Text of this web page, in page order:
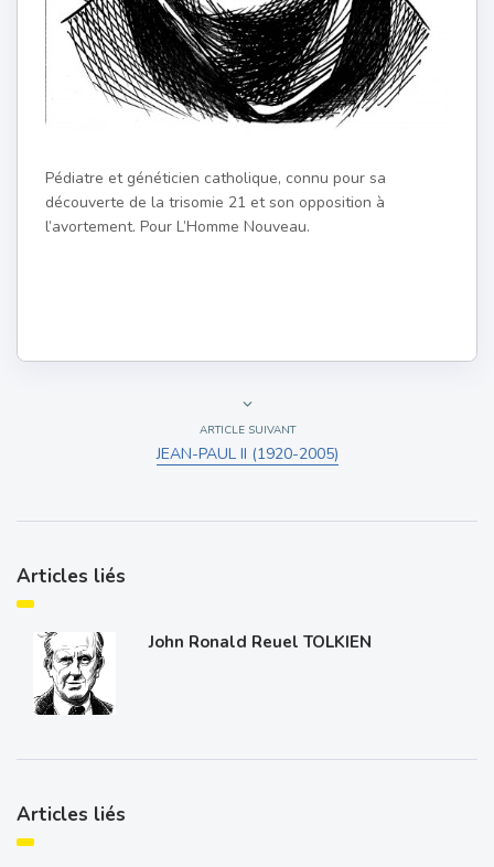
Pédiatre et généticien catholique, connu pour sa
découverte de la trisomie 21 et son opposition à
l’avortement. Pour L’Homme Nouveau.
ARTICLE SUIVANT
JEAN-PAUL II (1920-2005)
Articles liés
John Ronald Reuel TOLKIEN
Articles liés